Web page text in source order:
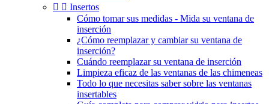
  Insertos
Cómo tomar sus medidas - Mida su ventana de
inserción
¿Cómo reemplazar y cambiar su ventana de
inserción?
Cuándo reemplazar su ventana de inserción
Limpieza eficaz de las ventanas de las chimeneas
Todo lo que necesitas saber sobre las ventanas
insertables